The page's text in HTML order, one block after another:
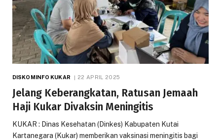
DISKOMINFO KUKAR 22 APRIL 2025
Jelang Keberangkatan, Ratusan Jemaah
Haji Kukar Divaksin Meningitis
KUKAR : Dinas Kesehatan (Dinkes) Kabupaten Kutai
Kartanegara (Kukar) memberikan vaksinasi meningitis bagi